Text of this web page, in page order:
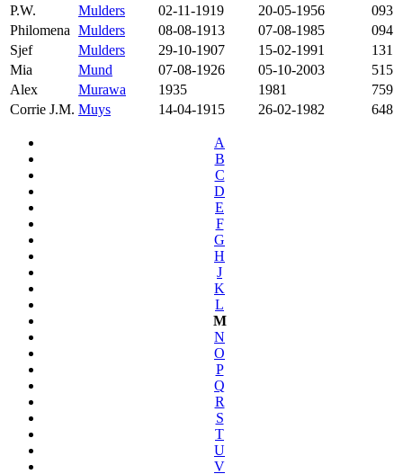
P.W.
Mulders 02-11-1919 20-05-1956
093
Philomena Mulders 08-08-1913 07-08-1985
094
Sjef
Mulders 29-10-1907 15-02-1991
131
Mia
Mund 07-08-1926 05-10-2003
515
Alex
Murawa 1935 1981
759
Corrie J.M. Muys 14-04-1915 26-02-1982 648
A
B
C
D
E
F
G
H
J
K
L
M
N
O
P
Q
R
S
T
U
V